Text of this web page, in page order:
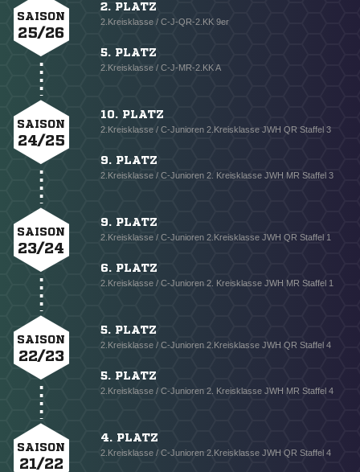
SAISON
25/26
2. PLATZ
2.Kreisklasse / C-J-QR-2.KK 9er
5. PLATZ
2.Kreisklasse / C-J-MR-2.KK A
SAISON
24/25
10. PLATZ
2.Kreisklasse / C-Junioren 2.Kreisklasse JWH QR Staffel 3
9. PLATZ
2.Kreisklasse / C-Junioren 2. Kreisklasse JWH MR Staffel 3
SAISON
23/24
9. PLATZ
2.Kreisklasse / C-Junioren 2.Kreisklasse JWH QR Staffel 1
6. PLATZ
2.Kreisklasse / C-Junioren 2. Kreisklasse JWH MR Staffel 1
SAISON
22/23
5. PLATZ
2.Kreisklasse / C-Junioren 2.Kreisklasse JWH QR Staffel 4
5. PLATZ
2.Kreisklasse / C-Junioren 2. Kreisklasse JWH MR Staffel 4
SAISON
21/22
4. PLATZ
2.Kreisklasse / C-Junioren 2.Kreisklasse JWH QR Staffel 4